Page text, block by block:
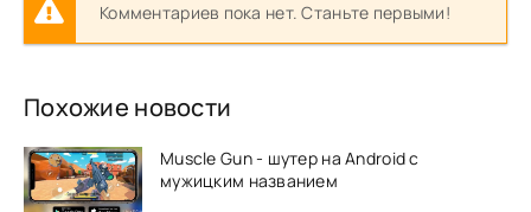
Комментариев пока нет. Станьте первыми!
Похожие новости
Muscle Gun - шутер на Аndroid с
мужицким названием